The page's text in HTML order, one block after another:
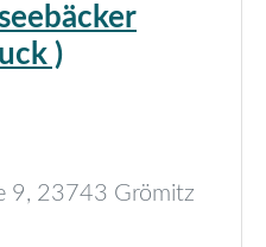
)
9, 23743 Grömitz